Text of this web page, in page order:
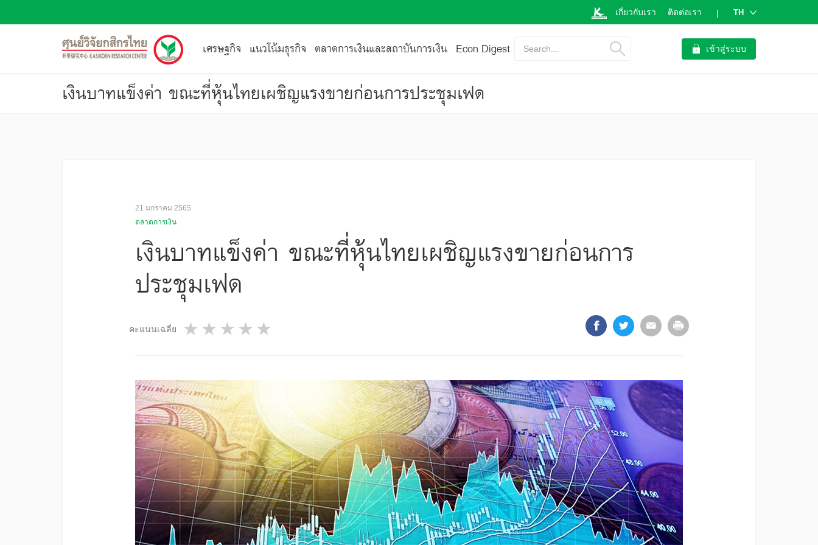
เกี่ยวกับเรา ติดต่อเรา | TH
เศรษฐกิจ แนวโน้มธุรกิจ ตลาดการเงินและสถาบันการเงิน Econ Digest Search... เข้าสู่ระบบ
เงินบาทแข็งค่า ขณะที่หุ้นไทยเผชิญแรงขายก่อนการประชุมเฟด
21 มกราคม 2565
ตลาดการเงิน
เงินบาทแข็งค่า ขณะที่หุ้นไทยเผชิญแรงขายก่อนการ
ประชุมเฟด
คะแนนเฉลี่ย 4 stars
3 stars
2 stars
1 star